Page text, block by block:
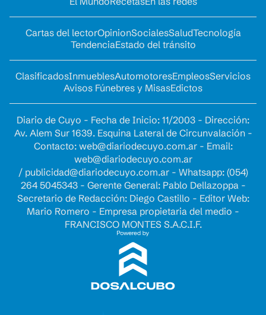
Cartas del lectorOpinionSocialesSaludTecnología
TendenciaEstado del tránsito
ClasificadosInmueblesAutomotoresEmpleosServicios
Avisos Fúnebres y MisasEdictos
Diario de Cuyo - Fecha de Inicio: 11/2003 - Dirección:
Av. Alem Sur 1639. Esquina Lateral de Circunvalación -
Contacto: web@diariodecuyo.com.ar- Email:
web@diariodecuyo.com.ar
/ publicidad@diariodecuyo.com.ar- Whatsapp: (054)
264 5045343 - Gerente General: Pablo Dellazoppa -
Secretario de Redacción: Diego Castillo - Editor Web:
Mario Romero - Empresa propietaria del medio -
FRANCISCO MONTES S.A.C.I.F.